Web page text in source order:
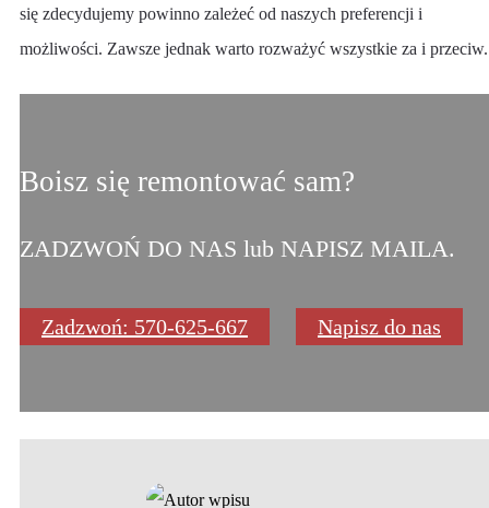
się zdecydujemy powinno zależeć od naszych preferencji i
możliwości. Zawsze jednak warto rozważyć wszystkie za i przeciw.
Boisz się remontować sam?
ZADZWOŃ DO NAS lub NAPISZ MAILA.
Zadzwoń: 570-625-667 Napisz do nas